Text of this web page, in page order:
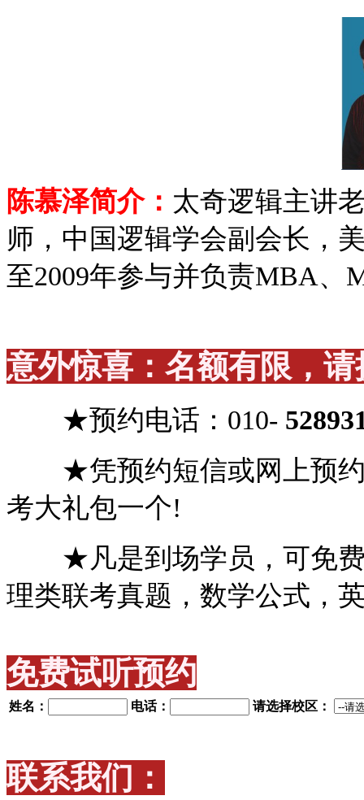
陈慕泽简介： 太奇逻辑主讲
师，中国逻辑学会副会长，
至2009年参与并负责MBA、
意外惊喜：名额有限，
★预约电话： 010-
★凭预约短信或网上预约
考大礼包一个!
★凡是到场学员，可免费
理类联考真题，数学公式，
免费试听预约
姓名： 电话： 请选择校区：
联系我们：